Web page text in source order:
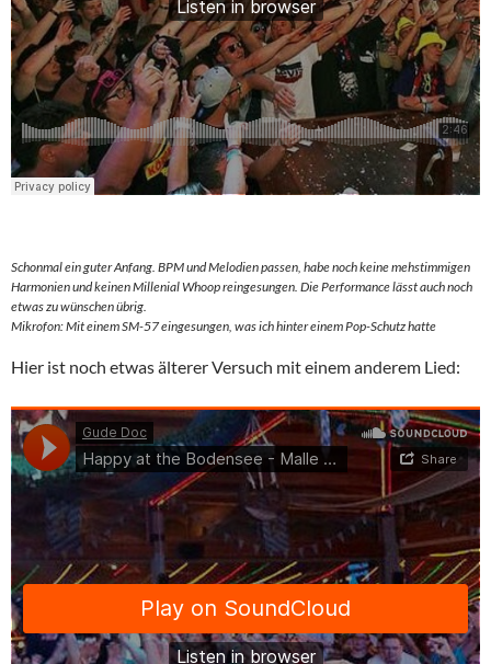
Schonmal ein guter Anfang. BPM und Melodien passen, habe noch keine mehstimmigen
Harmonien und keinen Millenial Whoop reingesungen. Die Performance lässt auch noch
etwas zu wünschen übrig.
Mikrofon: Mit einem SM-57 eingesungen, was ich hinter einem Pop-Schutz hatte
Hier ist noch etwas älterer Versuch mit einem anderem Lied: